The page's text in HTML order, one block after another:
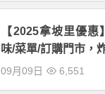
【2025拿坡里優
味/菜單/訂購門市，
09月09日 6,551